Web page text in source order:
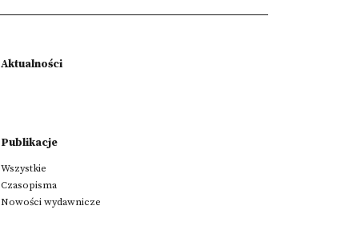
Aktualności
Publikacje
Wszystkie
Czasopisma
Nowości wydawnicze